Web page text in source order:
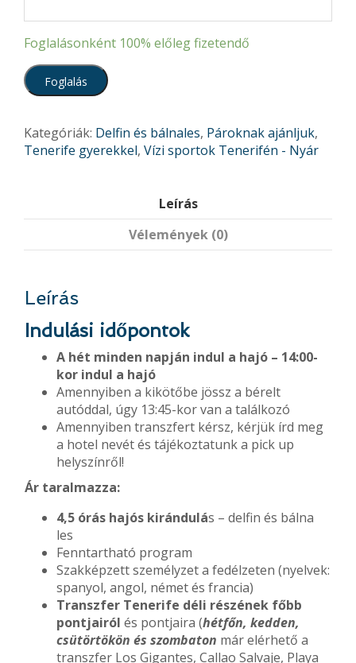
Foglalásonként 100% előleg fizetendő
Foglalás
Kategóriák: Delfin és bálnales, Pároknak ajánljuk,
Tenerife gyerekkel, Vízi sportok Tenerifén - Nyár
Leírás
Vélemények (0)
Leírás
Indulási időpontok
A hét minden napján indul a hajó – 14:00-
kor indul a hajó
Amennyiben a kikötőbe jössz a bérelt
autóddal, úgy 13:45-kor van a találkozó
Amennyiben transzfert kérsz, kérjük írd meg
a hotel nevét és tájékoztatunk a pick up
helyszínről!
Ár taralmazza:
4,5 órás hajós kirándulás – delfin és bálna
les
Fenntartható program
Szakképzett személyzet a fedélzeten (nyelvek:
spanyol, angol, német és francia)
Transzfer Tenerife déli részének főbb
pontjairól és pontjaira (hétfőn, kedden,
csütörtökön és szombaton már elérhető a
transzfer Los Gigantes, Callao Salvaje, Playa